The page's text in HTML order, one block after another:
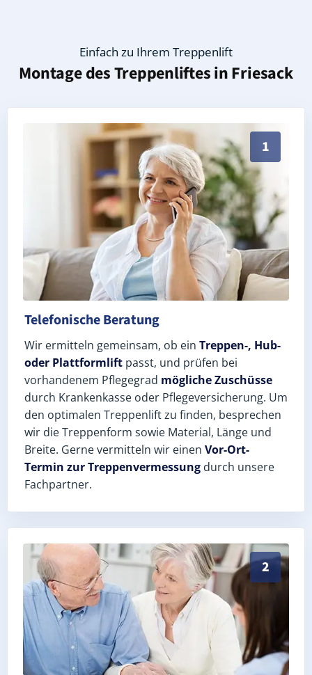
Einfach zu Ihrem Treppenlift
Montage des Treppenliftes inFriesack
1
Persönliche Treppenlift-Beratung in Friesack 14662
Telefonische Beratung
Wir ermitteln gemeinsam, ob ein Treppen-, Hub-
oder Plattformlift passt, und prüfen bei
vorhandenem Pflegegrad mögliche Zuschüsse
durch Krankenkasse oder Pflegeversicherung. Um
den optimalen Treppenlift zu finden, besprechen
wir die Treppenform sowie Material, Länge und
Breite. Gerne vermitteln wir einen Vor-Ort-
Termin zur Treppenvermessung durch unsere
Fachpartner.
2
Exaktes Aufmaß in Friesack (Landkreis Havelland)